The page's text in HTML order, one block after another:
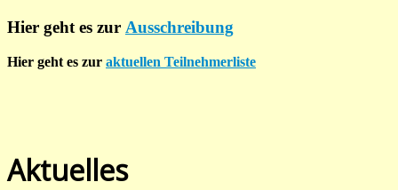
Hier geht es zur Ausschreibung
Hier geht es zur aktuellen Teilnehmerliste
Aktuelles